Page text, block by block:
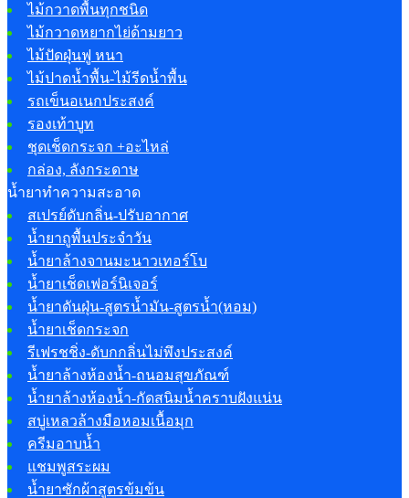
ไม้กวาดพื้นทุกชนิด
ไม้กวาดหยากไย่ด้ามยาว
ไม้ปัดฝุ่นฟู หนา
ไม้ปาดน้ำพื้น-ไม้รีดน้ำพื้น
รถเข็นอเนกประสงค์
รองเท้าบูท
ชุดเช็ดกระจก +อะไหล่
กล่อง, ลังกระดาษ
น้ำยาทำความสะอาด
สเปรย์ดับกลิ่น-ปรับอากาศ
น้ำยาถูพื้นประจำวัน
น้ำยาล้างจานมะนาวเทอร์โบ
น้ำยาเช็ดเฟอร์นิเจอร์
น้ำยาดันฝุ่น-สูตรน้ำมัน-สูตรน้ำ(หอม)
น้ำยาเช็ดกระจก
รีเฟรชชิ่ง-ดับกกลิ่นไม่พึงประสงค์
น้ำยาล้างห้องน้ำ-ถนอมสุขภัณฑ์
น้ำยาล้างห้องน้ำ-กัดสนิมน้ำคราบฝังแน่น
สบู่เหลวล้างมือหอมเนื้อมุก
ครีมอาบน้ำ
แชมพูสระผม
น้ำยาซักผ้าสูตรข้มข้น